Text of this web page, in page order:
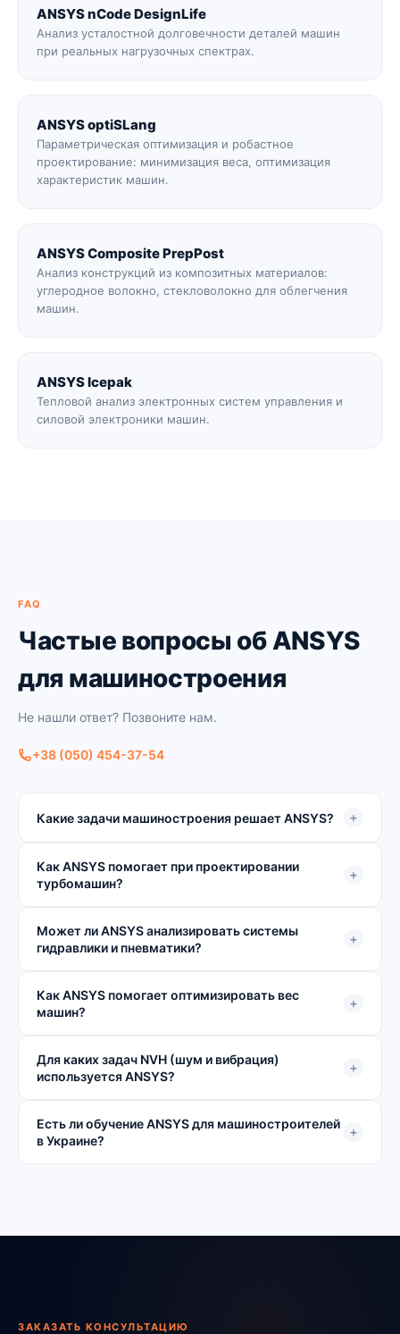
ANSYS nCode DesignLife
Анализ усталостной долговечности деталей машин
при реальных нагрузочных спектрах.
ANSYS optiSLang
Параметрическая оптимизация и робастное
проектирование: минимизация веса, оптимизация
характеристик машин.
ANSYS Composite PrepPost
Анализ конструкций из композитных материалов:
углеродное волокно, стекловолокно для облегчения
машин.
ANSYS Icepak
Тепловой анализ электронных систем управления и
силовой электроники машин.
FAQ
Частые вопросы об ANSYS
для машиностроения
Не нашли ответ? Позвоните нам.
+38 (050) 454-37-54
Какие задачи машиностроения решает ANSYS? +
Как ANSYS помогает при проектировании
турбомашин?
+
Может ли ANSYS анализировать системы
гидравлики и пневматики?
+
Как ANSYS помогает оптимизировать вес
машин?
+
Для каких задач NVH (шум и вибрация)
используется ANSYS?
+
Есть ли обучение ANSYS для машиностроителей
в Украине?
+
ЗАКАЗАТЬ КОНСУЛЬТАЦИЮ